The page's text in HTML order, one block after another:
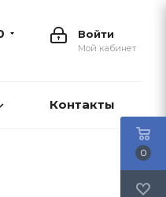
Войти
Мой кабинет
Контакты
0